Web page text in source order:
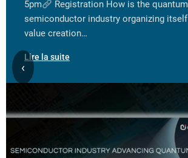
5pm
Registration How is the quantum
semiconductor industry organizing
value creation…
Lire la suite
‹